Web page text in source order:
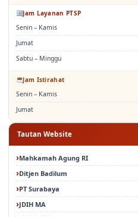
Senin – Kamis
Jumat
Sabtu – Minggu
Senin – Kamis
Jumat
Tautan Website
Mahkamah Agung RI
Ditjen Badilum
PT Surabaya
JDIH MA
SIWAS MA